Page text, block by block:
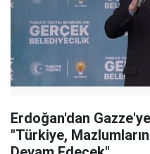
Erdoğan'dan
"Türkiye,